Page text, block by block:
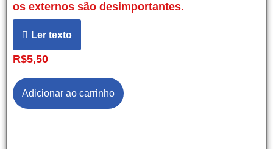
os externos são desimportantes.
Ler texto
R$5,50
Adicionar ao carrinho